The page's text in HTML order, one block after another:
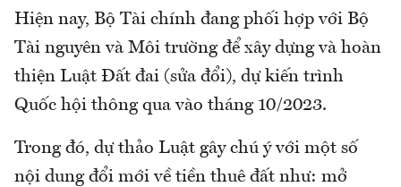
Hiện nay, Bộ Tài chính đang phối hợp với Bộ
Tài nguyên và Môi trường để xây dựng và hoàn
thiện Luật Đất đai (sửa đổi), dự kiến trình
Quốc hội thông qua vào tháng 10/2023.
Trong đó, dự thảo Luật gây chú ý với một số
nội dung đổi mới về tiền thuê đất như: mở